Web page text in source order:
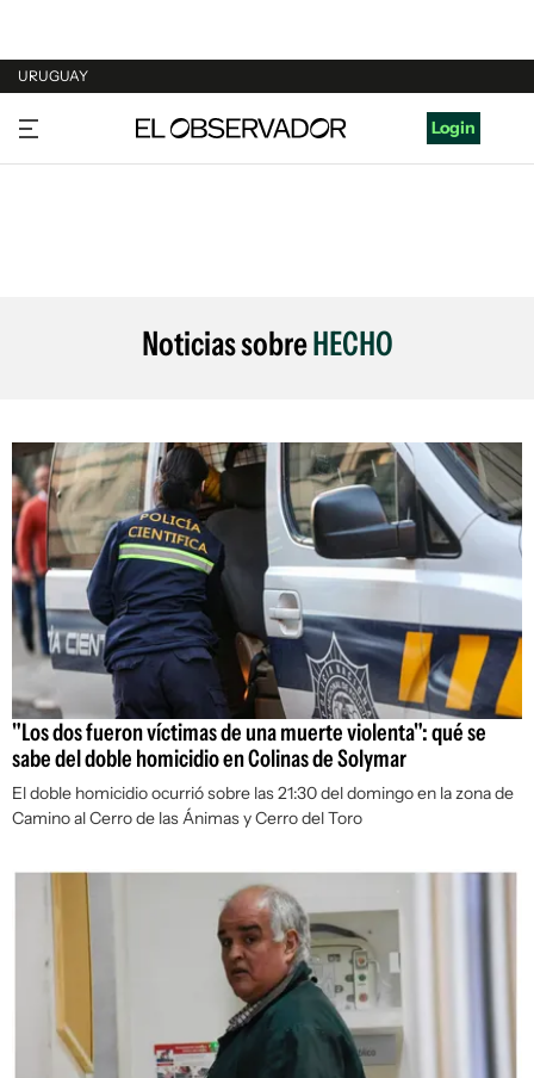
URUGUAY
URUGUAY
ARGENTINA
Login
Noticias sobreHECHO
"Los dos fueron víctimas de una muerte violenta": qué se
sabe del doble homicidio en Colinas de Solymar
El doble homicidio ocurrió sobre las 21:30 del domingo en la zona de
Camino al Cerro de las Ánimas y Cerro del Toro